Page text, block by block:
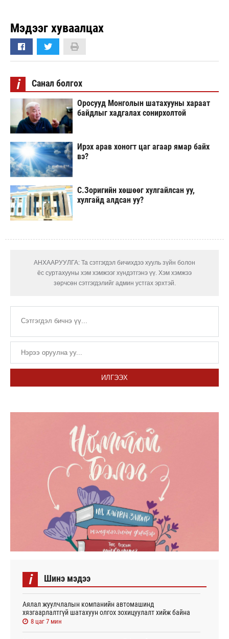
Мэдээг хуваалцах
i Санал болгох
Оросууд Монголын шатахууны хараат
байдлыг хадгалах сонирхолтой
Ирэх арав хоногт цаг агаар ямар байх
вэ?
С.Зоригийн хөшөөг хулгайлсан уу,
хулгайд алдсан уу?
АНХААРУУЛГА: Та сэтгэгдэл бичихдээ хууль зүйн болон
ёс суртахууны хэм хэмжээг хүндэтгэнэ үү. Хэм хэмжээ
зөрчсөн сэтгэгдэлийг админ устгах эрхтэй.
ИЛГЭЭХ
i Шинэ мэдээ
Аялал жуулчлалын компанийн автомашинд
хязгаарлалтгүй шатахуун олгох зохицуулалт хийж байна
8 цаг 7 мин